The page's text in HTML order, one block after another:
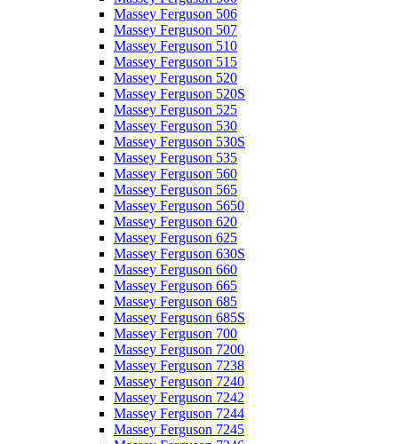
Massey Ferguson 506
Massey Ferguson 507
Massey Ferguson 510
Massey Ferguson 515
Massey Ferguson 520
Massey Ferguson 520S
Massey Ferguson 525
Massey Ferguson 530
Massey Ferguson 530S
Massey Ferguson 535
Massey Ferguson 560
Massey Ferguson 565
Massey Ferguson 5650
Massey Ferguson 620
Massey Ferguson 625
Massey Ferguson 630S
Massey Ferguson 660
Massey Ferguson 665
Massey Ferguson 685
Massey Ferguson 685S
Massey Ferguson 700
Massey Ferguson 7200
Massey Ferguson 7238
Massey Ferguson 7240
Massey Ferguson 7242
Massey Ferguson 7244
Massey Ferguson 7245